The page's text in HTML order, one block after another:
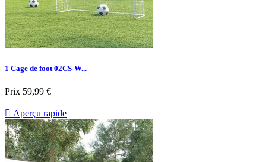
1 Cage de foot 02CS-W...
Prix 59,99 €
 Aperçu rapide